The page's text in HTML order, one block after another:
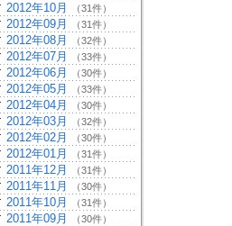
2012年10月 （31件）
2012年09月 （31件）
2012年08月 （32件）
2012年07月 （33件）
2012年06月 （30件）
2012年05月 （33件）
2012年04月 （30件）
2012年03月 （32件）
2012年02月 （30件）
2012年01月 （31件）
2011年12月 （31件）
2011年11月 （30件）
2011年10月 （31件）
2011年09月 （30件）